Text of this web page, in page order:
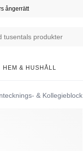
ångerrätt
HEM & HUSHÅLL
& Kollegieblock